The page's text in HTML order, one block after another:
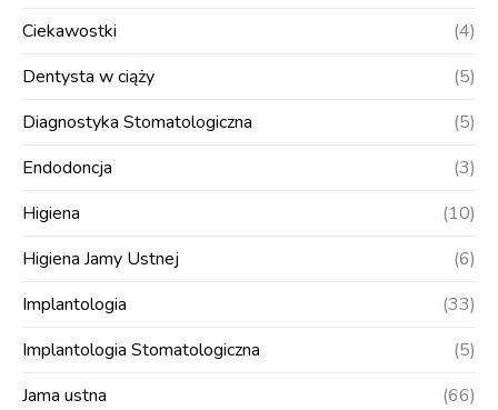
Ciekawostki
(4)
Dentysta w ciąży
(5)
Diagnostyka Stomatologiczna
(5)
Endodoncja
(3)
Higiena
(10)
Higiena Jamy Ustnej
(6)
Implantologia
(33)
Implantologia Stomatologiczna
(5)
Jama ustna
(66)